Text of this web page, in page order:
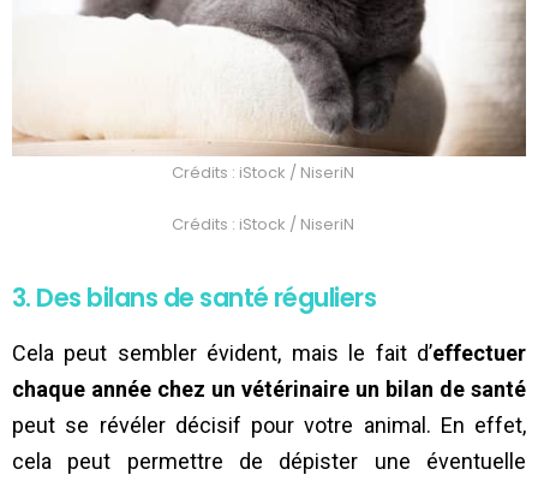
Crédits : iStock / NiseriN
Crédits : iStock / NiseriN
3. Des bilans de santé réguliers
Cela peut sembler évident, mais le fait d’effectuer
chaque année chez un vétérinaire un bilan de santé
peut se révéler décisif pour votre animal. En effet,
cela peut permettre de dépister une éventuelle